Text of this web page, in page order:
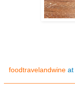
foodtravelandwine at